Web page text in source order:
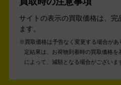
サイトの表示の買取価格は、完
ます。
買取価格は予告なく変更する場合があ
定結果は、お荷物到着時の買取価格
によって、減額となる場合がございま